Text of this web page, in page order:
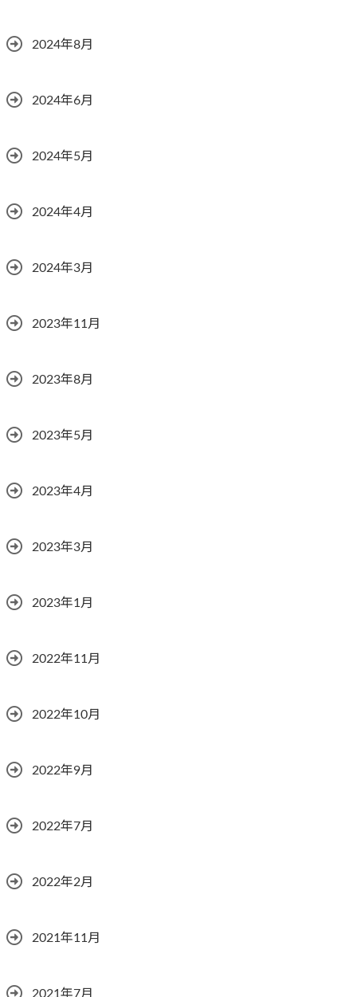
2024年8月
2024年6月
2024年5月
2024年4月
2024年3月
2023年11月
2023年8月
2023年5月
2023年4月
2023年3月
2023年1月
2022年11月
2022年10月
2022年9月
2022年7月
2022年2月
2021年11月
2021年7月